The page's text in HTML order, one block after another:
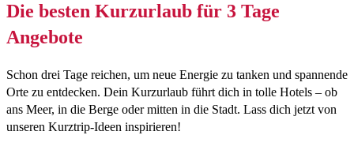
Die besten Kurzurlaub für 3 Tage
Angebote
Schon drei Tage reichen, um neue Energie zu tanken und spannende
Orte zu entdecken. Dein Kurzurlaub führt dich in tolle Hotels – ob
ans Meer, in die Berge oder mitten in die Stadt. Lass dich jetzt von
unseren Kurztrip-Ideen inspirieren!